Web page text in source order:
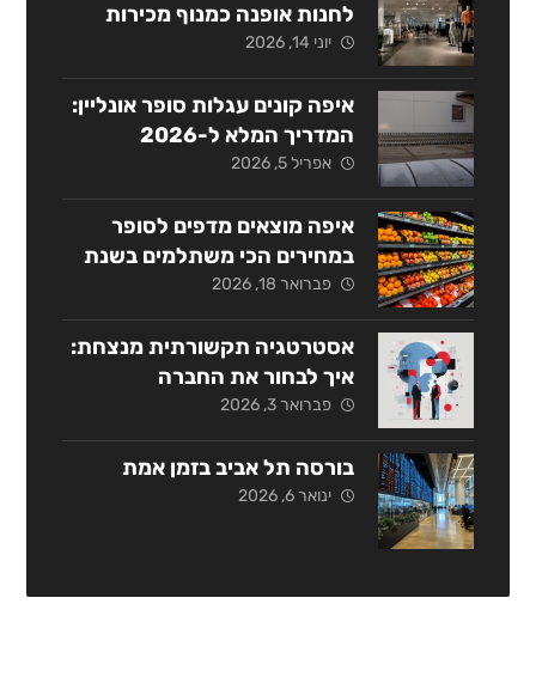
לחנות אופנה כמנוף מכירות
אסטרטגי
יוני 14, 2026
איפה קונים עגלות סופר אונליין:
המדריך המלא ל-2026
אפריל 5, 2026
איפה מוצאים מדפים לסופר
במחירים הכי משתלמים בשנת
2026?
פברואר 18, 2026
אסטרטגיה תקשורתית מנצחת:
איך לבחור את החברה
המתאימה בישראל?
פברואר 3, 2026
בורסה תל אביב בזמן אמת
ינואר 6, 2026